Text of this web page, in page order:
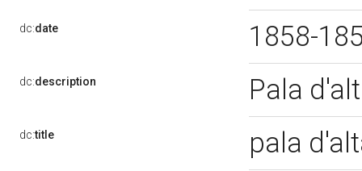
dc:date 1858-
dc:description Pala
dc:title pala